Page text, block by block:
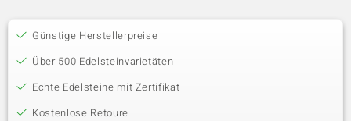
Günstige Herstellerpreise
Über 500 Edelsteinvarietäten
Echte Edelsteine mit Zertifikat
Kostenlose Retoure